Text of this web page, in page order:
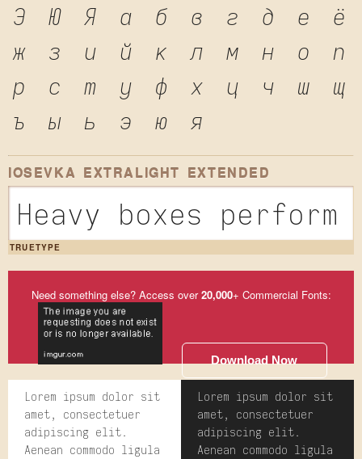
Э Ю Я а б в г д е
ё
ж
з и й к л м н о
п
р
с т у ф х ц ч ш
щ
ъ
ы ь э ю я
IOSEVKA EXTRALIGHT EXTENDED
Heavy boxes
TRUETYPE
Need something else? Access over20,000+ Commercial Fonts:
Download Now
Lorem ipsum dolor sit
amet, consectetuer
adipiscing elit.
Aenean commodo ligula
Lorem ipsum dolor sit
amet, consectetuer
adipiscing elit.
Aenean commodo ligula